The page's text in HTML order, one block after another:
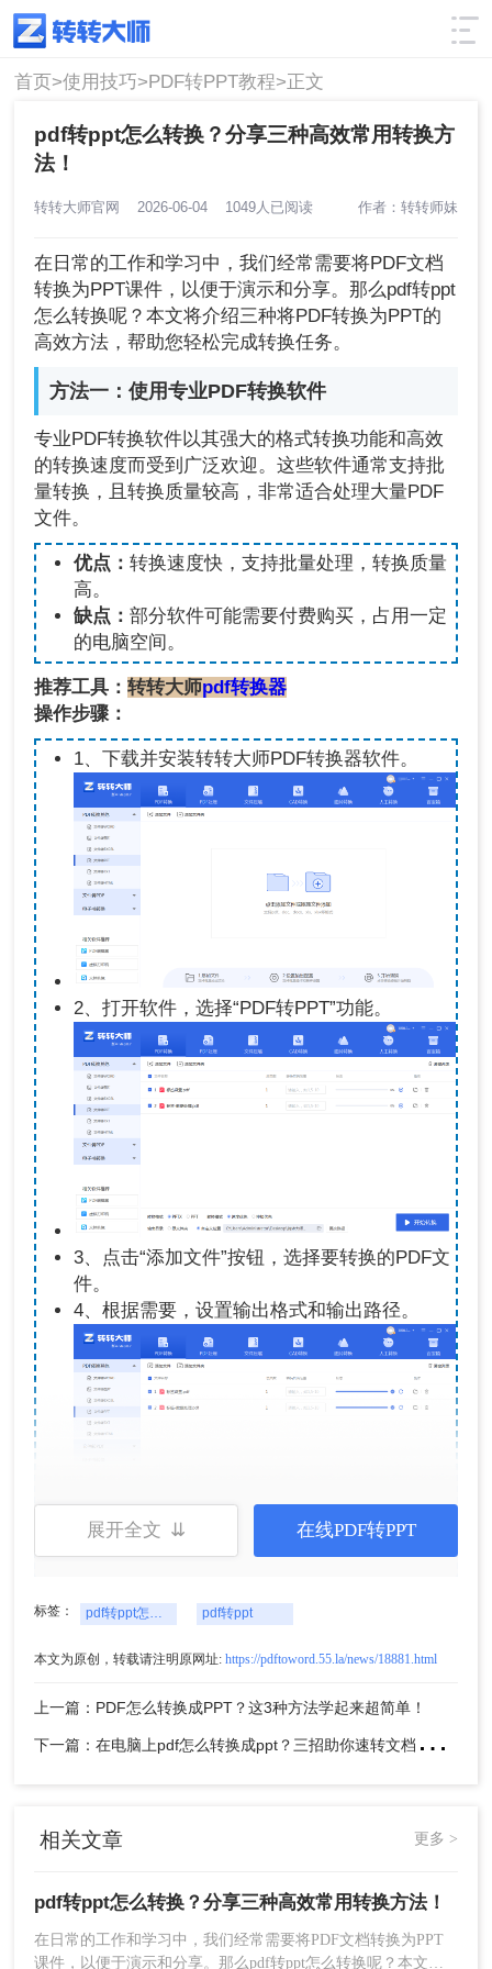
使用技巧 筛选
首页>使用技巧>PDF转PPT教程>正文
pdf转ppt怎么转换？分享三种高效常用转换方
法！
转转大师官网 2026-06-04 1049人已阅读 作者：转转师妹
在日常的工作和学习中，我们经常需要将PDF文档
转换为PPT课件，以便于演示和分享。那么pdf转ppt
怎么转换呢？本文将介绍三种将PDF转换为PPT的
高效方法，帮助您轻松完成转换任务。
方法一：使用专业PDF转换软件
专业PDF转换软件以其强大的格式转换功能和高效
的转换速度而受到广泛欢迎。这些软件通常支持批
量转换，且转换质量较高，非常适合处理大量PDF
文件。
优点： 转换速度快，支持批量处理，转换质量
高。
缺点： 部分软件可能需要付费购买，占用一定
的电脑空间。
推荐工具：转转大师pdf转换器
操作步骤：
1、下载并安装转转大师PDF转换器软件。
2、打开软件，选择“PDF转PPT”功能。
3、点击“添加文件”按钮，选择要转换的PDF文
件。
4、根据需要，设置输出格式和输出路径。
5、点击“开始转换”按钮，等待转换完成。
注意：确保PDF文件的分辨率足够高，以避免转换
后文字模糊。转换前可以预览PDF文件，确保内容
完整无误。
方法二：使用在线转换工具
在线转换工具无需下载安装，只需上传PDF文件即
换的用户。
件格式转换。
缺点：转换质量可能受限于网络速度和工具的
功能限制，部分工具可能存在文件大小限制。
展开全文 ⇊ 在线PDF转PPT
标签： pdf转ppt怎么转换 pdf转ppt
本文为原创，转载请注明原网址: https://pdftoword.55.la/news/18881.html
上一篇：PDF怎么转换成PPT？这3种方法学起来超简单！
下
一篇：在电脑上pdf怎么转换成ppt？三招助你速转文档格式！
相关文章 更多 >
pdf转ppt怎么转换？分享三种高效常用转换方法！
在日常的工作和学习中，我们经常需要将PDF文档转换为PPT
课件，以便于演示和分享。那么pdf转ppt怎么转换呢？本文将